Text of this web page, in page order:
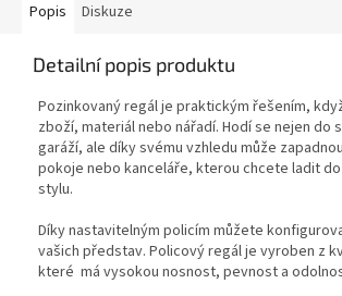
Popis Diskuze
Detailní popis produktu
Pozinkovaný regál je praktickým řešením,
zboží, materiál nebo nářadí. Hodí se nejen do
garáží, ale díky svému vzhledu může
pokoje nebo kanceláře, kterou chcete ladit
stylu.
Díky nastavitelným policím můžete
vašich představ. Policový regál je vyroben z
které má vysokou nosnost, pevnost a